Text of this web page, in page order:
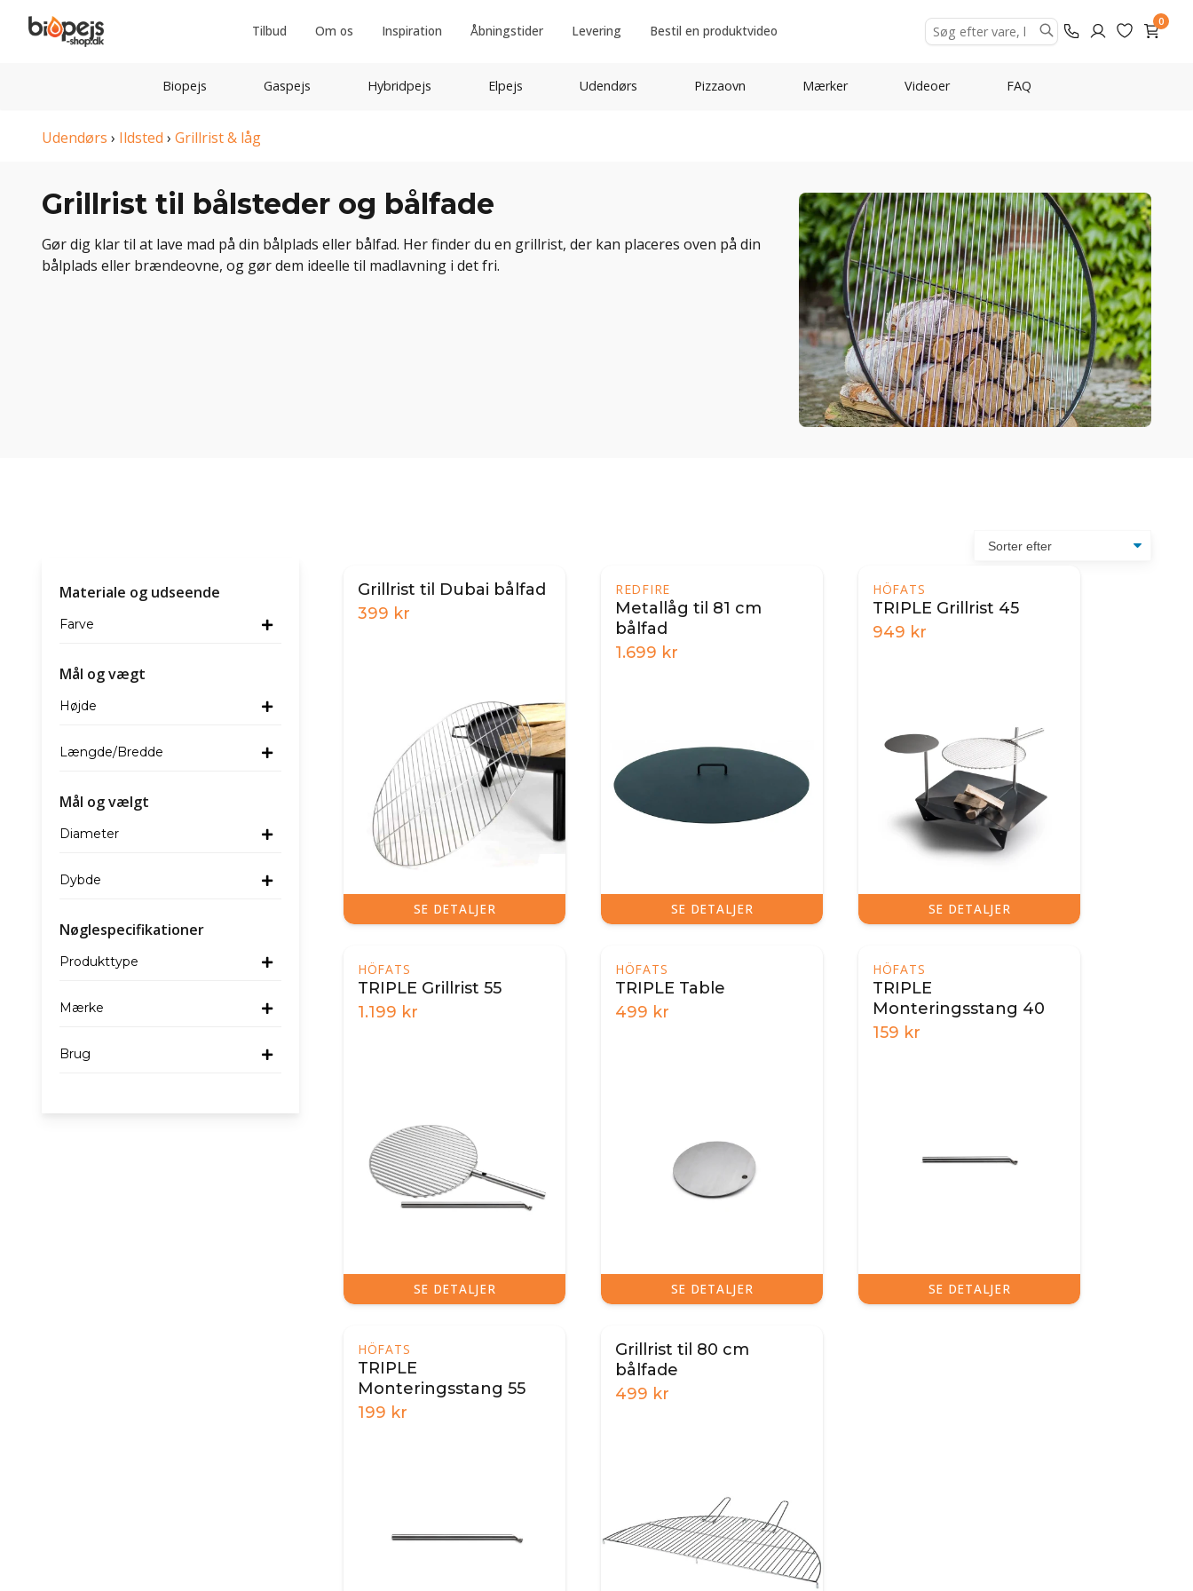
Tilbud Om os Inspiration Åbningstider Levering Bestil en produktvideo
0
Biopejs Gaspejs Hybridpejs Elpejs Udendørs Pizzaovn Mærker Videoer FAQ
Udendørs › Ildsted › Grillrist & låg
Grillrist til bålsteder og bålfade
Gør dig klar til at lave mad på din bålplads eller bålfad. Her finder du en grillrist, der kan placeres oven på din
bålplads eller brændeovne, og gør dem ideelle til madlavning i det fri.
Materiale og udseende
Farve
Mål og vægt
Højde
Længde/Bredde
Mål og vælgt
Diameter
Dybde
Nøglespecifikationer
Produkttype
Mærke
Brug
Grillrist til Dubai bålfad
399 kr
SE DETALJER
REDFIRE
Metallåg til 81 cm
bålfad
1.699 kr
SE DETALJER
HÖFATS
TRIPLE Grillrist 45
949 kr
SE DETALJER
HÖFATS
TRIPLE Grillrist 55
1.199 kr
SE DETALJER
HÖFATS
TRIPLE Table
499 kr
SE DETALJER
HÖFATS
TRIPLE
Monteringsstang 40
159 kr
SE DETALJER
HÖFATS
TRIPLE
Monteringsstang 55
199 kr
Grillrist til 80 cm
bålfade
499 kr